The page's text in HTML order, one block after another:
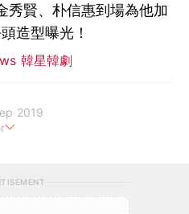
秀賢、朴信惠到場為他加
造型曝光！
韓星韓劇
2019